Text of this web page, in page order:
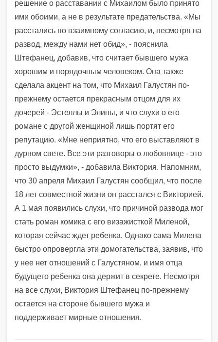
решение о расставании с Михаилом было принято
ими обоими, а не в результате предательства. «Мы
расстались по взаимному согласию, и, несмотря на
развод, между нами нет обид», - пояснила
Штефанец, добавив, что считает бывшего мужа
хорошим и порядочным человеком. Она также
сделала акцент на том, что Михаил Галустян по-
прежнему остается прекрасным отцом для их
дочерей - Эстеллы и Элины, и что слухи о его
романе с другой женщиной лишь портят его
репутацию. «Мне неприятно, что его выставляют в
дурном свете. Все эти разговоры о любовнице - это
просто выдумки», - добавила Виктория. Напомним,
что 30 апреля Михаил Галустян сообщил, что после
18 лет совместной жизни он расстался с Викторией.
А 1 мая появились слухи, что причиной развода мог
стать роман комика с его визажисткой Миленой,
которая сейчас ждет ребенка. Однако сама Милена
быстро опровергла эти домогательства, заявив, что
у нее нет отношений с Галустяном, и имя отца
будущего ребенка она держит в секрете. Несмотря
на все слухи, Виктория Штефанец по-прежнему
остается на стороне бывшего мужа и
поддерживает мирные отношения.